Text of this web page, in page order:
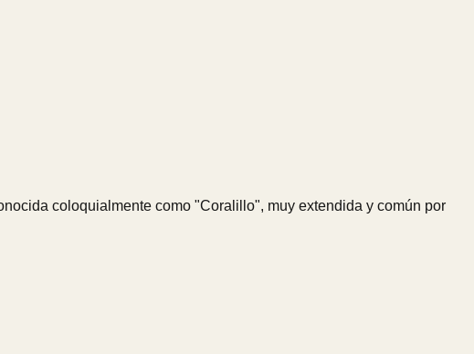
coloquialmente como "Coralillo", muy extendida y común por